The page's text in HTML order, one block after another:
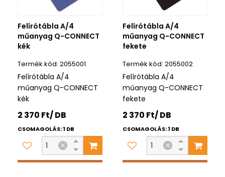
Felírótábla A/4
műanyag Q-CONNECT
kék
2055001
Felírótábla A/4
műanyag Q-CONNECT
kék
2 370 Ft/ DB
CSOMAGOLÁS: 1 DB
Felírótábla A/4
műanyag Q-CONNECT
fekete
2055002
Felírótábla A/4
műanyag Q-CONNECT
fekete
2 370 Ft/ DB
CSOMAGOLÁS: 1 DB